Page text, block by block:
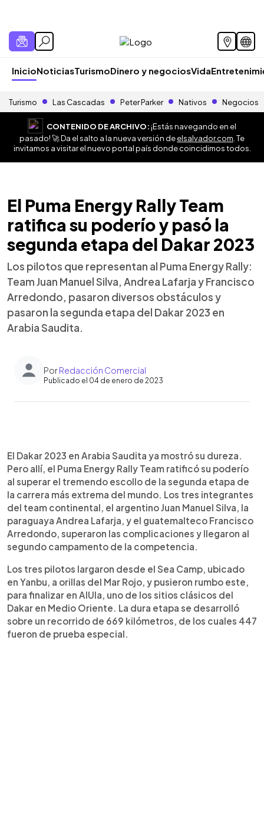
InicioNoticiasTurismoDinero y negociosVida
Turismo Las Cascadas Peter Parker Nativos Negocios
CONTENIDO DE ARCHIVO:¡Estás navegando en el
pasado! 🚀 Da el salto a la nueva versión deelsalvador.com . Te
invitamos a visitar el nuevo portal país donde coincidimos todos.
El Puma Energy Rally Team
ratifica su poderío y pasó la
segunda etapa del Dakar 2023
Los pilotos que representan al Puma Energy Rally:
Team Juan Manuel Silva, Andrea Lafarja y Francisco
Arredondo, pasaron diversos obstáculos y
pasaron la segunda etapa del Dakar 2023 en
Arabia Saudita.
PorRedacción Comercial
Publicado el 04 de enero de 2023
Escuchar artículo
El Dakar 2023 en Arabia Saudita ya mostró su dureza.
Pero allí, el Puma Energy Rally Team ratificó su poderío
al superar el tremendo escollo de la segunda etapa de
la carrera más extrema del mundo. Los tres integrantes
del team continental, el argentino Juan Manuel Silva, la
paraguaya Andrea Lafarja, y el guatemalteco Francisco
Arredondo, superaron las complicaciones y llegaron al
segundo campamento de la competencia.
Los tres pilotos largaron desde el Sea Camp, ubicado
en Yanbu, a orillas del Mar Rojo, y pusieron rumbo este,
para finalizar en AlUla, uno de los sitios clásicos del
Dakar en Medio Oriente. La dura etapa se desarrolló
sobre un recorrido de 669 kilómetros, de los cuales 447
fueron de prueba especial.